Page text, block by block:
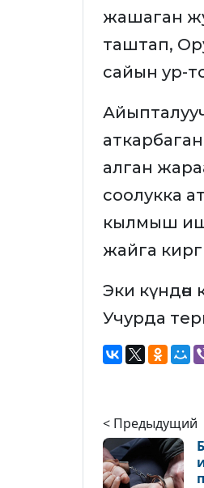
жашаган
таштап,
сайын ур-
алган
соолукка
кылмыш
жайга
Эки күндөн
Учурда
< Предыдущий